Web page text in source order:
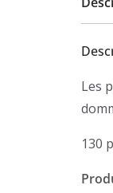
Les
130